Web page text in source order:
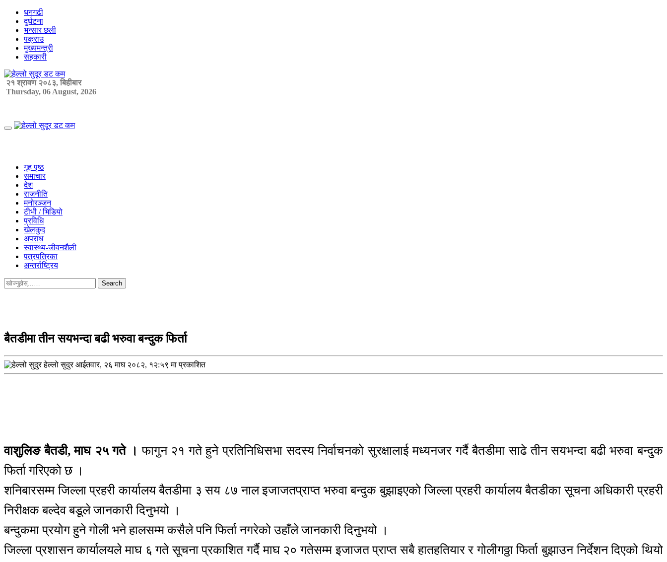
Skip
content
धनगढी
दुर्घटना
भन्सार छली
पक्राउ
मुख्यमन्त्री
सहकारी
२१ श्रावण २०८३, बिहीबार
Thursday, 06 August, 2026
Primary
गृह पृष्ठ
समाचार
देश
राजनीति
मनोरञ्जन
टीभी / भिडियो
प्रविधि
खेलकुद
अपराध
स्वास्थ्य-जीवनशैली
पत्रपत्रिका
अन्तर्राष्ट्रिय
Search
for:
बैतडीमा तीन सयभन्दा बढी भरुवा बन्दुक फिर्ता
हेल्लो सुदुर आईतवार, २६ माघ २०८२, १२:५९ मा प्रकाशित
वाशुलिङ बैतडी, माघ २५ गते । फागुन २१ गते हुने प्रतिनिधिसभा सदस्य निर्वाचनको सुरक्षालाई मध्यनजर गर्दै बैतडीमा साढे तीन सयभन्दा बढी भरुवा बन्दुक
फिर्ता गरिएको छ ।
शनिबारसम्म जिल्ला प्रहरी कार्यालय बैतडीमा ३ सय ८७ नाल इजाजतप्राप्त भरुवा बन्दुक बुझाइएको जिल्ला प्रहरी कार्यालय बैतडीका सूचना अधिकारी प्रहरी
निरीक्षक बल्देव बडूले जानकारी दिनुभयो ।
बन्दुकमा प्रयोग हुने गोली भने हालसम्म कसैले पनि फिर्ता नगरेको उहाँले जानकारी दिनुभयो ।
जिल्ला प्रशासन कार्यालयले माघ ६ गते सूचना प्रकाशित गर्दै माघ २० गतेसम्म इजाजत प्राप्त सबै हातहतियार र गोलीगठ्ठा फिर्ता बुझाउन निर्देशन दिएको थियो